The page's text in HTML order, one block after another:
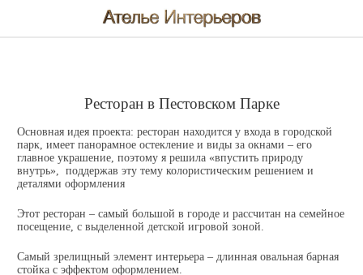
Ресторан в Пестовском Парке
Основная идея проекта: ресторан находится у входа в городской
парк, имеет панорамное остекление и виды за окнами – его
главное украшение, поэтому я решила «впустить природу
внутрь», поддержав эту тему колористическим решением и
деталями оформления
Этот ресторан – самый большой в городе и рассчитан на семейное
посещение, с выделенной детской игровой зоной.
Самый зрелищный элемент интерьера – длинная овальная барная
стойка с эффектом оформлением.